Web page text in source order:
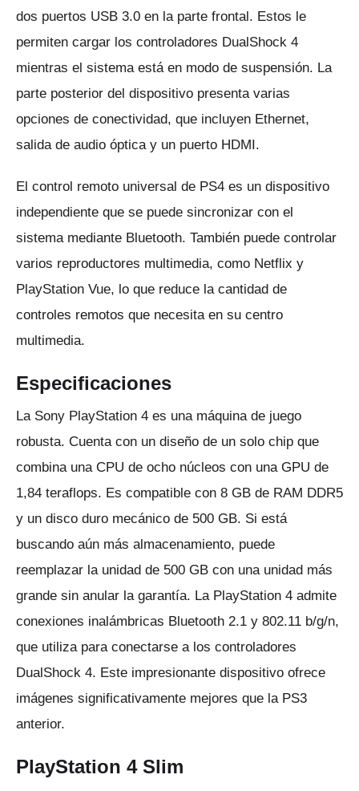
dos puertos USB 3.0 en la parte frontal. Estos le
permiten cargar los controladores DualShock 4
mientras el sistema está en modo de suspensión. La
parte posterior del dispositivo presenta varias
opciones de conectividad, que incluyen Ethernet,
salida de audio óptica y un puerto HDMI.
El control remoto universal de PS4 es un dispositivo
independiente que se puede sincronizar con el
sistema mediante Bluetooth. También puede controlar
varios reproductores multimedia, como Netflix y
PlayStation Vue, lo que reduce la cantidad de
controles remotos que necesita en su centro
multimedia.
Especificaciones
La Sony PlayStation 4 es una máquina de juego
robusta. Cuenta con un diseño de un solo chip que
combina una CPU de ocho núcleos con una GPU de
1,84 teraflops. Es compatible con 8 GB de RAM DDR5
y un disco duro mecánico de 500 GB. Si está
buscando aún más almacenamiento, puede
reemplazar la unidad de 500 GB con una unidad más
grande sin anular la garantía. La PlayStation 4 admite
conexiones inalámbricas Bluetooth 2.1 y 802.11 b/g/n,
que utiliza para conectarse a los controladores
DualShock 4. Este impresionante dispositivo ofrece
imágenes significativamente mejores que la PS3
anterior.
PlayStation 4 Slim